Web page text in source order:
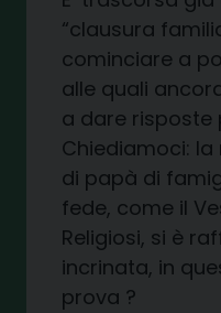
“clausura
cominciare a
alle quali
a dare risposte
Chiediamoci:
di papà di
fede, come il
Religiosi, si è
incrinata, in
prova ?